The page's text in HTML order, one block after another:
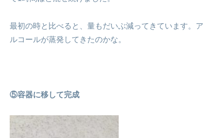
最初の時と比べると、量もだいぶ減ってきています。ア
ルコールが蒸発してきたのかな。
⑤容器に移して完成